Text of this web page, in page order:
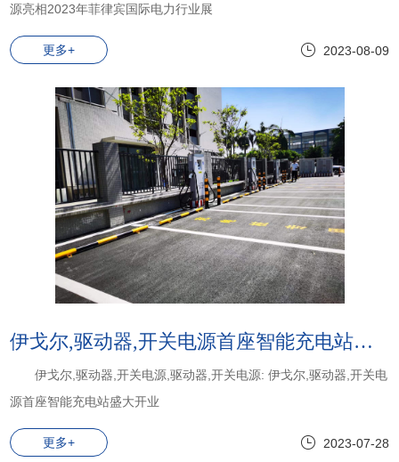
源亮相2023年菲律宾国际电力行业展
更多+ 2023-08-09
伊戈尔,驱动器,开关电源首座智能充电站盛大开业
伊戈尔,驱动器,开关电源,驱动器,开关电源: 伊戈尔,驱动器,开关电
源首座智能充电站盛大开业
更多+ 2023-07-28